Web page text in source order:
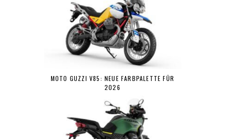
MOTO GUZZI V85: NEUE FARBPALETTE FÜR
2026